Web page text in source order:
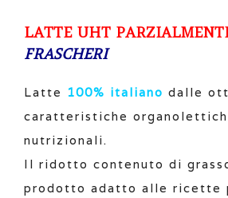
LATTE UHT
FRASCHERI
Latte 100% italiano dalle
caratteristiche
nutrizionali.
Il ridotto contenuto di
prodotto adatto alle ricette